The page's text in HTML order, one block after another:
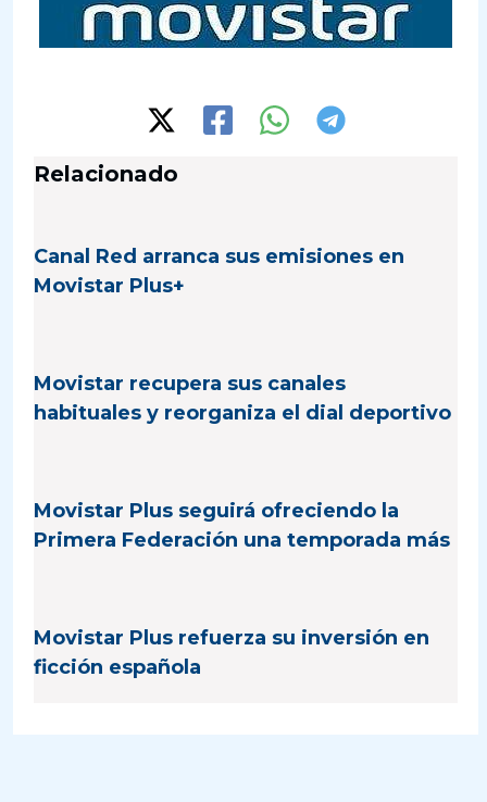
Relacionado
Canal Red arranca sus emisiones en
Movistar Plus+
Movistar recupera sus canales
habituales y reorganiza el dial deportivo
Movistar Plus seguirá ofreciendo la
Primera Federación una temporada más
Movistar Plus refuerza su inversión en
ficción española